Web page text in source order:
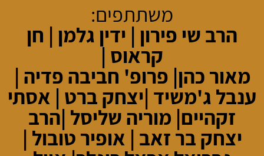
משתתפים:
הרב שי פירון | ידין גלמן | חן
קראוס |
מאור כהן| פרופ' חביבה פדיה |
ענבל ג'משיד |יצחק ברט | אסתי
זקהיים| מוריה שליסל |הרב
יצחק בר זאב | אופיר טובול |